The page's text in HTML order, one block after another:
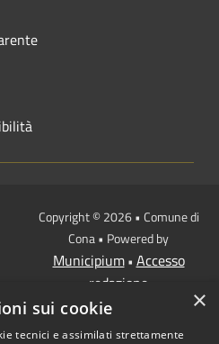
Copyright © 2026 • Comune di
Cona • Powered by
Municipium• Accesso
redazione
×
sui cookie
tecnici e assimilati strettamente